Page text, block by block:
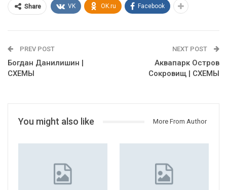
Share VK OK.ru Facebook
PREV POST
Богдан Данилишин |
СХЕМЫ
NEXT POST
Аквапарк Остров
Сокровищ | СХЕМЫ
You might also like More From Author